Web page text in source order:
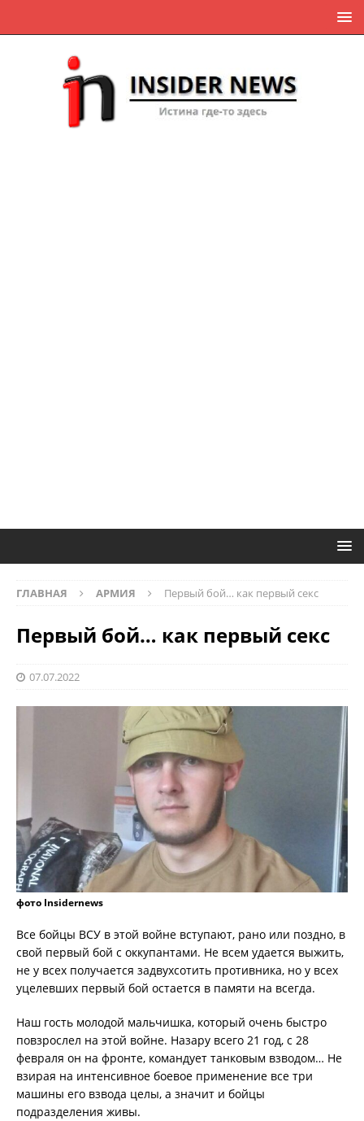
ГЛАВНАЯ АРМИЯ Первый бой… как первый секс
Первый бой… как первый секс
07.07.2022
фото Insidernews
Все бойцы ВСУ в этой войне вступают, рано или поздно, в
свой первый бой с оккупантами. Не всем удается выжить,
не у всех получается задвухсотить противника, но у всех
уцелевших первый бой остается в памяти на всегда.
Наш гость молодой мальчишка, который очень быстро
повзрослел на этой войне. Назару всего 21 год, с 28
февраля он на фронте, командует танковым взводом… Не
взирая на интенсивное боевое применение все три
машины его взвода целы, а значит и бойцы
подразделения живы.